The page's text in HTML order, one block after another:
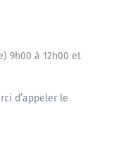
9h00 à 12h00 et
d’appeler le